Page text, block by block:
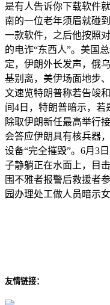
是有人告诉你下载软件
南的一位老年须眉就碰
一款软件，之后他按照
的电诈“东西人”。美国
定，伊朗外长发声，俄
基别离，美伊场面地步
文速览特朗普称若告竣
间4日，特朗普暗示，
除取伊朗新任最高举行
会答应伊朗具有核兵器
设备“完全摧毁”。6月3
子静躺正在水面上，目
围不雅者报警后救援者
园办理处工做人员暗示
友情链接：